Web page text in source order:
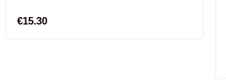
€15.30